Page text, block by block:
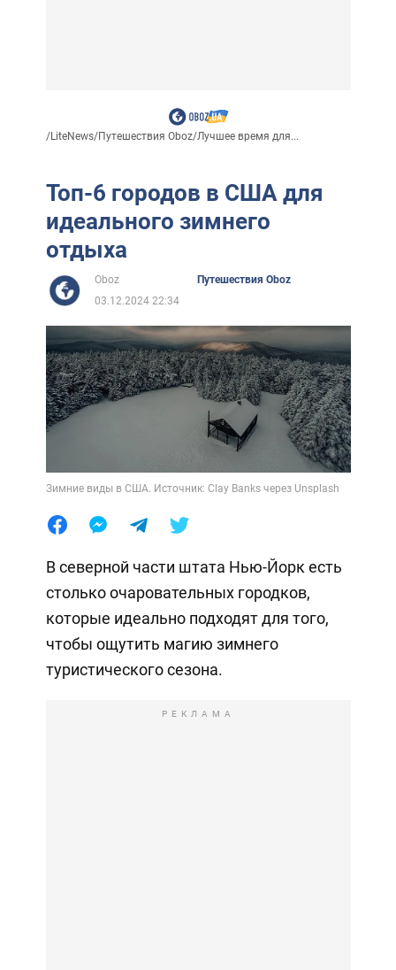
/LiteNews/Путешествия Oboz/Лучшее время для...
Топ-6 городов в США для
идеального зимнего
отдыха
Oboz
Путешествия Oboz
03.12.2024 22:34
Зимние виды в США. Источник: Clay Banks через Unsplash
В северной части штата Нью-Йорк есть
столько очаровательных городков,
которые идеально подходят для того,
чтобы ощутить магию зимнего
туристического сезона.
РЕКЛАМА